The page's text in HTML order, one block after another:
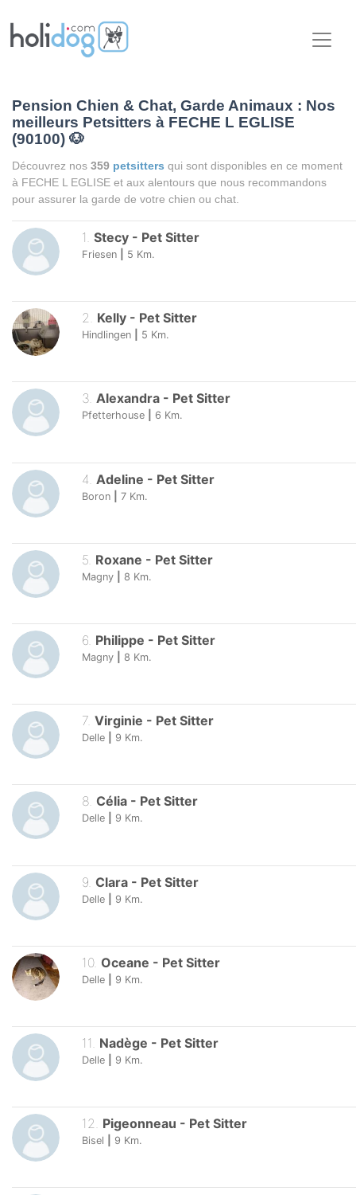
Pension Chien & Chat, Garde Animaux : Nos
meilleurs Petsitters à FECHE L EGLISE
(90100) 🐶
Découvrez nos 359 petsitters qui sont disponibles en ce moment
à FECHE L EGLISE et aux alentours que nous recommandons
pour assurer la garde de votre chien ou chat.
1. Stecy - Pet Sitter
Friesen 5 Km.
2. Kelly - Pet Sitter
Hindlingen 5 Km.
3. Alexandra - Pet Sitter
Pfetterhouse 6 Km.
4 Adeline - Pet Sitter
Boron 7 Km.
5 Roxane - Pet Sitter
Magny 8 Km.
6. Philippe - Pet Sitter
Magny 8 Km.
7. Virginie - Pet Sitter
Delle 9 Km.
8. Célia - Pet Sitter
Delle 9 Km.
9 Clara - Pet Sitter
Delle 9 Km.
10. Oceane - Pet Sitter
Delle 9 Km.
11 Nadège - Pet Sitter
Delle 9 Km.
12. Pigeonneau - Pet Sitter
Bisel 9 Km.